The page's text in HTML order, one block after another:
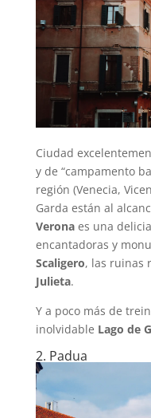
Ciudad
y de “campamento
región (Venecia,
Garda están al
Veronaes una
encantadoras y
Scaligero, las ruinas
Julieta.
Y a poco más de
inolvidable Lago de
2. Padua